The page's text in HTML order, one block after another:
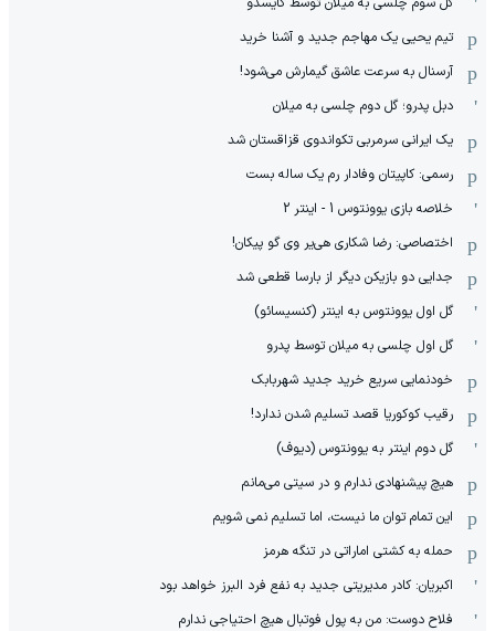
تیم یحیی یک مهاجم جدید و آشنا خرید
آرسنال به سرعت عاشق گیمارش می‌شود!
دبل پدرو؛ گل دوم چلسی به میلان
یک ایرانی سرمربی تکواندوی قزاقستان شد
رسمی: کاپیتان وفادار رم یک ساله بست
خلاصه بازی یوونتوس 1 - اینتر 2
اختصاصی: رضا شکاری هی‌یر وی‌ گو پیکان!
جدایی دو بازیکن دیگر از بارسا قطعی شد
گل اول یوونتوس به اینتر (کنسیسائو)
گل اول چلسی به میلان توسط پدرو
خودنمایی سریع خرید جدید شهربابک
رقیب کوکوریا قصد تسلیم شدن ندارد!
گل دوم اینتر به یوونتوس (دیوف)
هیچ پیشنهادی ندارم و در سیتی می‌مانم
این تمام توان ما نیست، اما تسلیم نمی شویم
حمله به کشتی اماراتی در تنگه هرمز
اکبریان: کادر مدیریتی جدید به نفع فرد البرز خواهد بود
فلاح دوست: من به پول فوتبال هیچ احتیاجی ندارم